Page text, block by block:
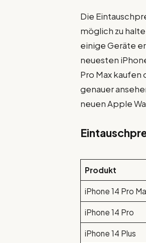
Die
möglich zu
einige Geräte
neuesten
Pro Max
genauer
neuen Apple
Produkt
iPhone 14 Pro
iPhone 14 Pro
iPhone 14 Plus